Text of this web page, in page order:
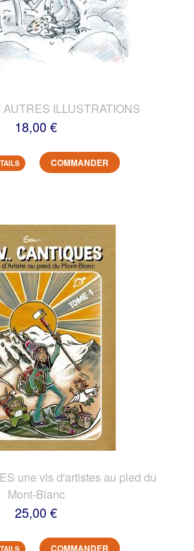
ILLUSTRATIONS
18,00 €
COMMANDER
une vis d'artistes au pied du
Mont-Blanc
25,00 €
COMMANDER